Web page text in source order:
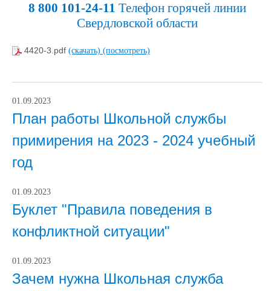
8 800 101-24-11 Телефон горячей линии
Свердловской области
4420-3.pdf (скачать) (посмотреть)
01.09.2023
План работы Школьной службы
примирения на 2023 - 2024 учебный
год
01.09.2023
Буклет "Правила поведения в
конфликтной ситуации"
01.09.2023
Зачем нужна Школьная служба